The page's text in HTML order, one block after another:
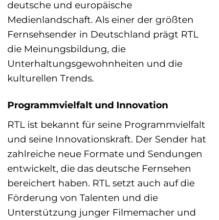
deutsche und europäische
Medienlandschaft. Als einer der größten
Fernsehsender in Deutschland prägt RTL
die Meinungsbildung, die
Unterhaltungsgewohnheiten und die
kulturellen Trends.
Programmvielfalt und Innovation
RTL ist bekannt für seine Programmvielfalt
und seine Innovationskraft. Der Sender hat
zahlreiche neue Formate und Sendungen
entwickelt, die das deutsche Fernsehen
bereichert haben. RTL setzt auch auf die
Förderung von Talenten und die
Unterstützung junger Filmemacher und